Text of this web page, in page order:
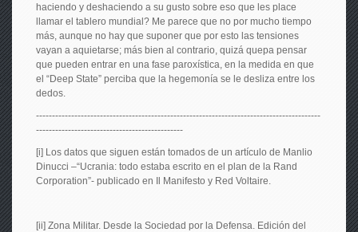
haciendo y deshaciendo a su gusto sobre eso que les place
llamar el tablero mundial? Me parece que no por mucho tiempo
más, aunque no hay que suponer que por esto las tensiones
vayan a aquietarse; más bien al contrario, quizá quepa pensar
que pueden entrar en una fase paroxística, en la medida en que
el “Deep State” perciba que la hegemonía se le desliza entre los
dedos.
-----------------------------------------------------------------------------------------
----------------------------------------------
[i] Los datos que siguen están tomados de un artículo de Manlio
Dinucci –“Ucrania: todo estaba escrito en el plan de la Rand
Corporation”- publicado en Il Manifesto y Red Voltaire.
[ii] Zona Militar. Desde la Sociedad por la Defensa. Edición del